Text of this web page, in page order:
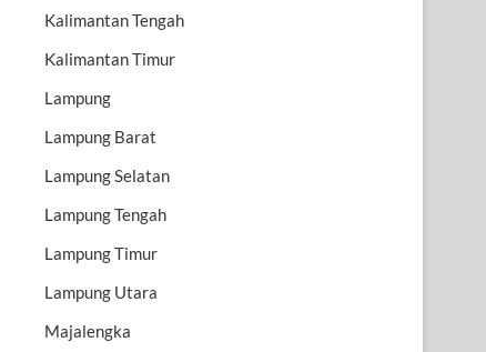
Kalimantan Tengah
Kalimantan Timur
Lampung
Lampung Barat
Lampung Selatan
Lampung Tengah
Lampung Timur
Lampung Utara
Majalengka